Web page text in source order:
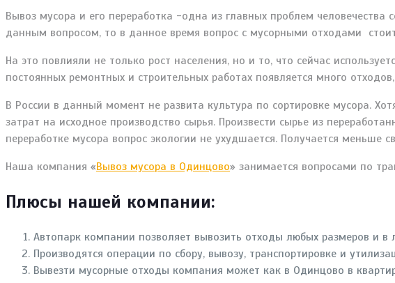
Вывоз мусора и его переработка -одна из главных проблем
данным вопросом, то в данное время вопрос с мусорными отходами
На это повлияли не только рост населения, но и то, что сейчас
постоянных ремонтных и строительных работах появляется много
В России в данный момент не развита культура по сортировке мусора.
затрат на исходное производство сырья. Произвести сырье из
переработке мусора вопрос экологии не ухудшается. Получается меньше
Наша компания «Вывоз мусора в Одинцово» занимается вопросами по
Плюсы нашей компании:
Автопарк компании позволяет вывозить отходы любых размеров и в
Производятся операции по сбору, вывозу, транспортировке и
Вывезти мусорные отходы компания может как в Одинцово в